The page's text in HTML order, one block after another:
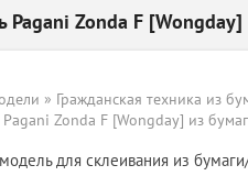
Zonda F [Wongday]
» Гражданская техника из
Zonda F [Wongday] из
для склеивания из